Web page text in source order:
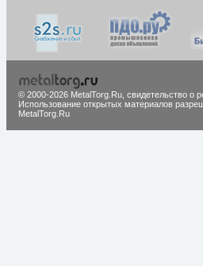
© 2000-2026 MetalTorg.Ru, cвидетельство о
Использование открытых материалов
MetalTorg.Ru